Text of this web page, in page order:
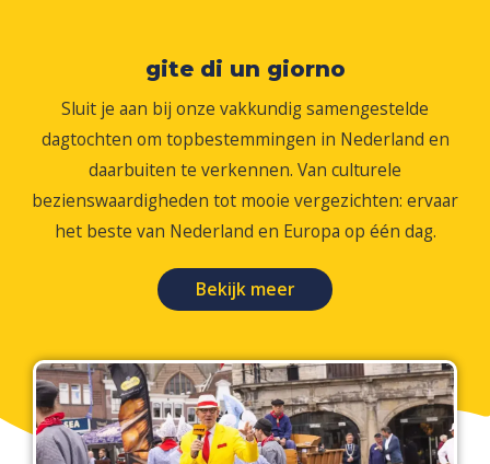
gite di un giorno
Sluit je aan bij onze vakkundig samengestelde
dagtochten om topbestemmingen in Nederland en
daarbuiten te verkennen. Van culturele
bezienswaardigheden tot mooie vergezichten: ervaar
het beste van Nederland en Europa op één dag.
Bekijk meer